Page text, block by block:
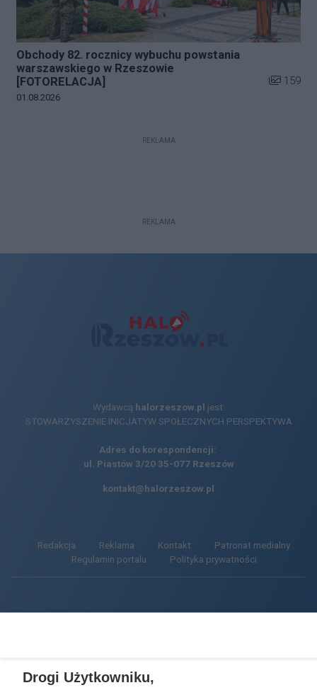
Obchody 82. rocznicy wybuchu powstania
warszawskiego w Rzeszowie
[FOTORELACJA]
Liczba
159
Data dodania galerii:
01.08.2026
REKLAMA
REKLAMA
Wydawcą halorzeszow.pl jest:
STOWARZYSZENIE INICJATYW SPOŁECZNYCH PERSPEKTYWA
Adres do korespondencji:
ul. Piastów 3/20 35-077 Rzeszów
kontakt@halorzeszow.pl
Redakcja Reklama Kontakt
Patronat medialny
Regulamin portalu
Polityka prywatności
Unmute Loaded:
Drogi Użytkowniku,